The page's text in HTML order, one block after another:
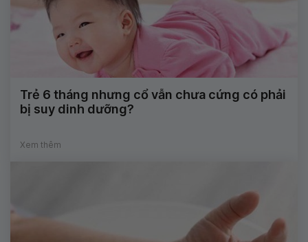
Trẻ 6 tháng nhưng cổ vẫn chưa cứng có phải
bị suy dinh dưỡng?
Xem thêm